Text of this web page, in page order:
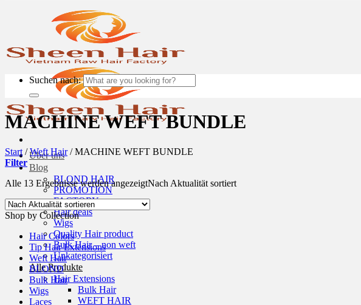
Über uns
Blog
BLOND HAIR
PROMOTION
FACTORY
Hair deals
Wigs
Quality Hair product
Bulk Hair – non weft
Unkategorisiert
Alle Produkte
Hair Extensions
Bulk Hair
WEFT HAIR
Suchen nach:
MACHINE WEFT BUNDLE
Start / Weft Hair /MACHINE WEFT BUNDLE
Filter
Alle 13 Ergebnisse werden angezeigtNach Aktualität sortiert
Shop by Collection
Hair Colors
Tip Hair Extensions
Weft Hair
BLOND
Bulk Hair
Wigs
Laces